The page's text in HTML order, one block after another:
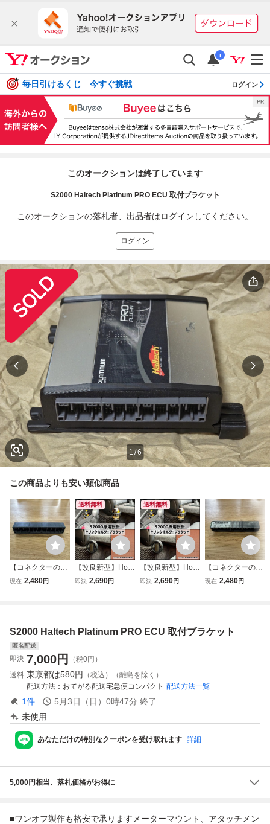
i
毎日引けるくじ 今すぐ挑戦 ログイン
このオークションは終了しています
S2000 Haltech Platinum PRO ECU 取付ブラケット
このオークションの落札者、出品者はログインしてください。
ログイン
1/6
この商品よりも安い類似商品
【コネクターの
み】GF-EK9 E-EK
ALTECH ハルテッ
ク 変換ハーネス
製作用
現在 2,480円
送料無料
【改良新型】Hon
da S2000専用設
即決 2,690円
送料無料
【改良新型】Hon
da S2000専用設
即決 2,690円
【コネクターの
み】EG6 シビック
テック Vプロ
現在 2,480円
S2000 Haltech Platinum PRO ECU 取付ブラケット
匿名配送
即決 7,000円
（税0円）
送料 東京都は580円
（税込）（離島を除く）
配送方法
おてがる配送宅急便コンパクト 配送方法一覧
1件 5月3日（日）0時47分 終了
未使用
あなただけの特別なクーポンを受け取れます 詳細
5,000円相当、落札価格がお得に
■ワンオフ製作も格安で承りますメーターマウント、アタッチメン